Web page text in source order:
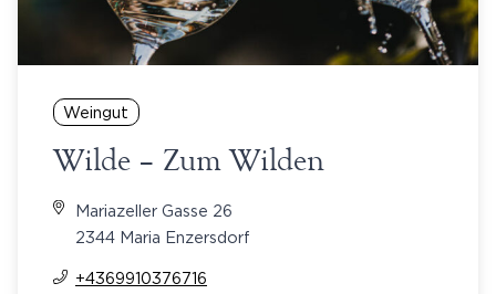
Weingut
Wilde – Zum Wilden
Mariazeller Gasse 26
2344 Maria Enzersdorf
+4369910376716